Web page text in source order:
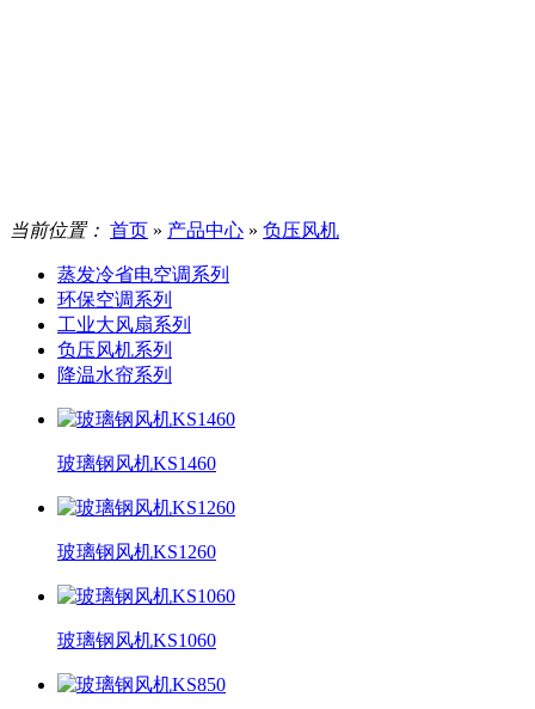
当前位置： 首页 » 产品中心 » 负压风机
蒸发冷省电空调系列
环保空调系列
工业大风扇系列
负压风机系列
降温水帘系列
玻璃钢风机KS1460
玻璃钢风机KS1260
玻璃钢风机KS1060